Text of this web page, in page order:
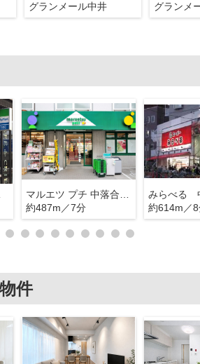
グランメール中井 グランメ
約487m／7分
みらべる
約614m／
件